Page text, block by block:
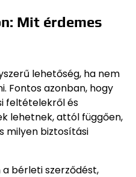
Mit érdemes
lehetőség, ha nem
Fontos azonban, hogy
feltételekről és
lehetnek, attól függően,
milyen biztosítási
bérleti szerződést,